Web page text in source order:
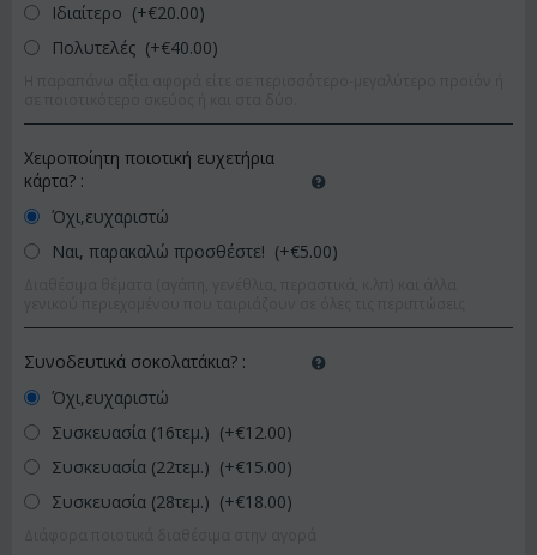
Ιδιαίτερο (+€20.00)
Πολυτελές (+€40.00)
Χειροποίητη ποιοτική ευχετήρια
κάρτα? :
Όχι,ευχαριστώ
Ναι, παρακαλώ προσθέστε! (+€5.00)
Συνοδευτικά σοκολατάκια? :
Όχι,ευχαριστώ
Συσκευασία (16τεμ.) (+€12.00)
Συσκευασία (22τεμ.) (+€15.00)
Συσκευασία (28τεμ.) (+€18.00)